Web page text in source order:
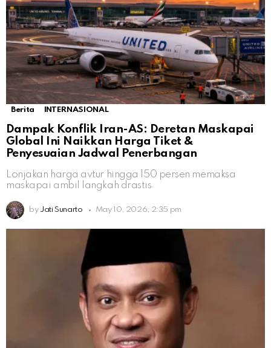
Berita INTERNASIONAL
Dampak Konflik Iran-AS: Deretan Maskapai
Global Ini Naikkan Harga Tiket &
Penyesuaian Jadwal Penerbangan
Lonjakan harga avtur hingga 150 persen memaksa
maskapai ambil langkah drastis
by Jati Sunarto May 10, 2026, 2:35 pm